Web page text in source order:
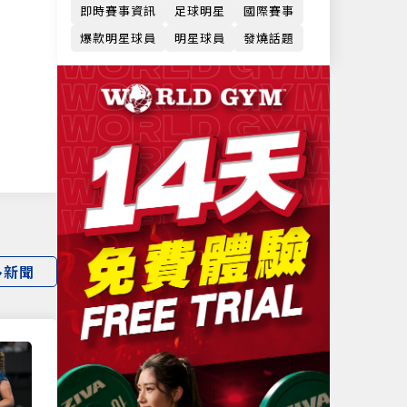
聞
即時賽事資訊 足球明星
國際賽事
爆款明星球員
明星球員 發燒話題